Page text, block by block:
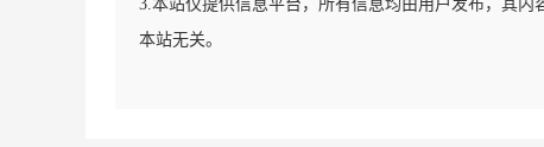
3.本站仅提供信息平台，所有信息均由用户发布，其
本站无关。